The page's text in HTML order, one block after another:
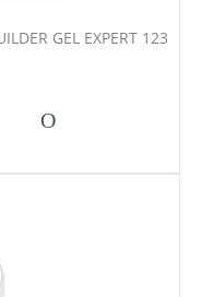
GEL EXPERT 123